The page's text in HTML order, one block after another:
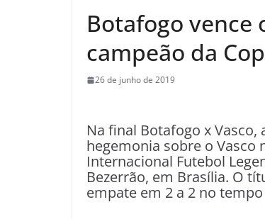
Botafogo vence
campeão da
26 de junho de 2019
Na final Botafogo x
hegemonia sobre o Vasco
Internacional Futebol
Bezerrão, em Brasília. O
empate em 2 a 2 no